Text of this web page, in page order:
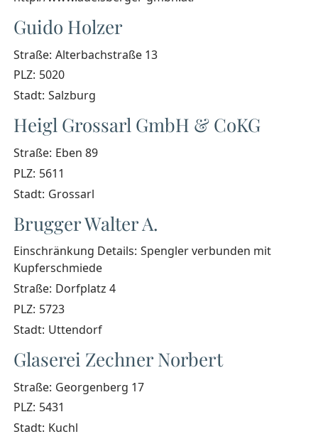
Guido Holzer
Straße: Alterbachstraße 13
PLZ: 5020
Stadt: Salzburg
Heigl Grossarl GmbH & CoKG
Straße: Eben 89
PLZ: 5611
Stadt: Grossarl
Brugger Walter A.
Einschränkung Details: Spengler verbunden mit
Kupferschmiede
Straße: Dorfplatz 4
PLZ: 5723
Stadt: Uttendorf
Glaserei Zechner Norbert
Straße: Georgenberg 17
PLZ: 5431
Stadt: Kuchl